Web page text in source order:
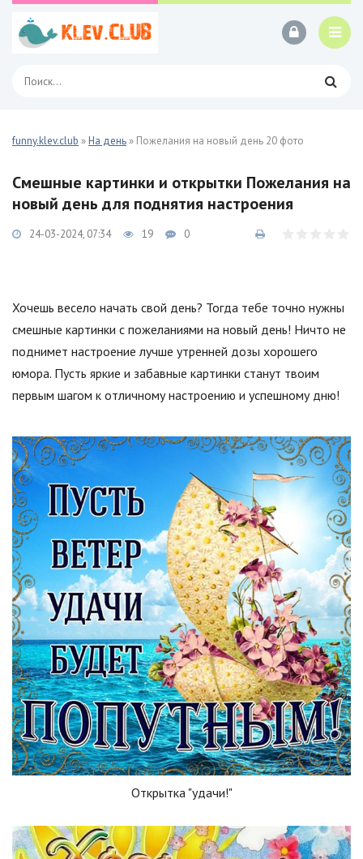
funny.klev.club »На день » Пожелания на новый день 20 фото
Смешные картинки и открытки Пожелания на
новый день для поднятия настроения
24-03-2024, 07:34 19 0
Хочешь весело начать свой день? Тогда тебе точно нужны
смешные картинки с пожеланиями на новый день! Ничто не
поднимет настроение лучше утренней дозы хорошего
юмора. Пусть яркие и забавные картинки станут твоим
первым шагом к отличному настроению и успешному дню!
Открытка "удачи!"